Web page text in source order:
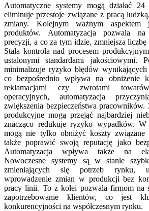
Automatyczne systemy mogą działać
eliminuje przestoje związane z pracą
zmiany. Kolejnym ważnym aspektem
produktów. Automatyzacja pozwala na
precyzji, a co za tym idzie, zmniejsza
Stała kontrola nad procesem
ustalonymi standardami jakościowymi.
minimalizuje ryzyko błędów
co bezpośrednio wpływa na obniżenie
reklamacjami czy zwrotami
operacyjnych, automatyzacja
zwiększenia bezpieczeństwa
produkcyjne mogą przejąć najbardziej
znacząco redukuje ryzyko wypadków.
mogą nie tylko obniżyć koszty związane
także poprawić swoją reputację jako
Automatyzacja wpływa także na
Nowoczesne systemy są w stanie
zmieniających się potrzeb rynku,
wprowadzenie zmian w produkcji bez
pracy linii. To z kolei pozwala firmom na
zapotrzebowanie klientów, co jest
konkurencyjności na współczesnym rynku.